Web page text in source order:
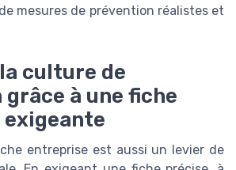
mesures de prévention réalistes et
culture de
à une fiche
entreprise est aussi un levier de